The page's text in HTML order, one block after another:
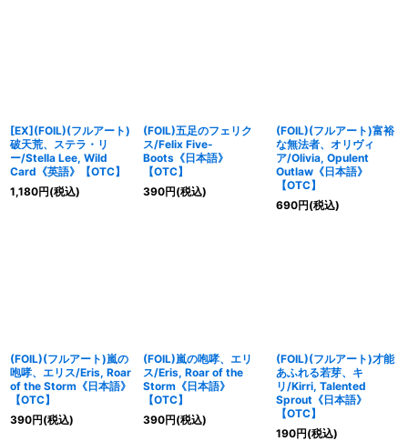
[EX](FOIL)(フルアート)
破天荒、ステラ・リ
ー/Stella Lee, Wild
Card《英語》【OTC】
1,180円(税込)
(FOIL)五足のフェリク
ス/Felix Five-
Boots《日本語》
【OTC】
390円(税込)
(FOIL)(フルアート)富裕
な無法者、オリヴィ
ア/Olivia, Opulent
Outlaw《日本語》
【OTC】
690円(税込)
(FOIL)(フルアート)嵐の
咆哮、エリス/Eris, Roar
of the Storm《日本語》
【OTC】
390円(税込)
(FOIL)嵐の咆哮、エリ
ス/Eris, Roar of the
Storm《日本語》
【OTC】
390円(税込)
(FOIL)(フルアート)才能
あふれる若芽、キ
リ/Kirri, Talented
Sprout《日本語》
【OTC】
190円(税込)